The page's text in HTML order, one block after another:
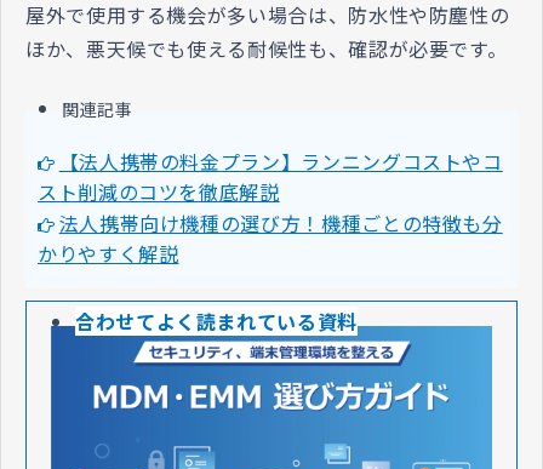
屋外で使用する機会が多い場合は、防水性や防塵性の
ほか、悪天候でも使える耐候性も、確認が必要です。
関連記事
【法人携帯の料金プラン】ランニングコストやコ
スト削減のコツを徹底解説
法人携帯向け機種の選び方！機種ごとの特徴も分
かりやすく解説
合わせてよく読まれている資料